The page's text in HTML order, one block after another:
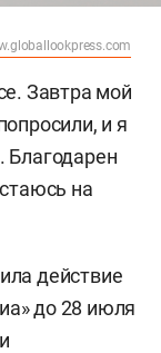
Завтра мой
и я
Благодарен
на
действие
до 28 июля